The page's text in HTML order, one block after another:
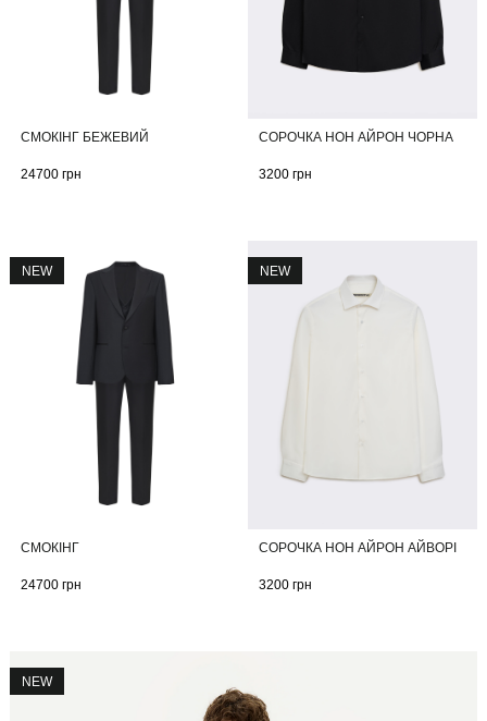
СМОКІНГ БЕЖЕВИЙ
24700 грн
СОРОЧКА НОН АЙРОН ЧОРНА
3200 грн
СМОКІНГ
24700 грн
NEW
СОРОЧКА НОН АЙРОН АЙВОРІ
3200 грн
NEW
NEW